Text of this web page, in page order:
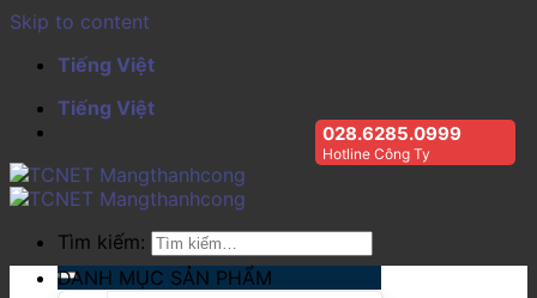
Skip to content
Tiếng Việt
Tiếng Việt
028.6285.0999
Hotline Công Ty
Tìm kiếm:
DANH MỤC SẢN PHẨM